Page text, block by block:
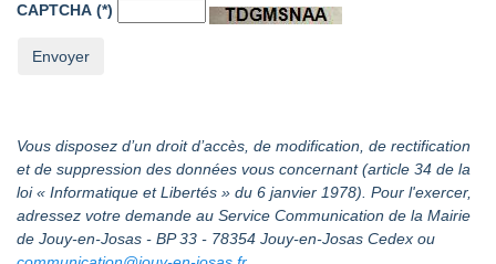
CAPTCHA (*)
Envoyer
Vous disposez d’un droit d’accès, de modification, de rectification
et de suppression des données vous concernant (article 34 de la
loi « Informatique et Libertés » du 6 janvier 1978). Pour l'exercer,
adressez votre demande au Service Communication de la Mairie
de Jouy-en-Josas - BP 33 - 78354 Jouy-en-Josas Cedex ou